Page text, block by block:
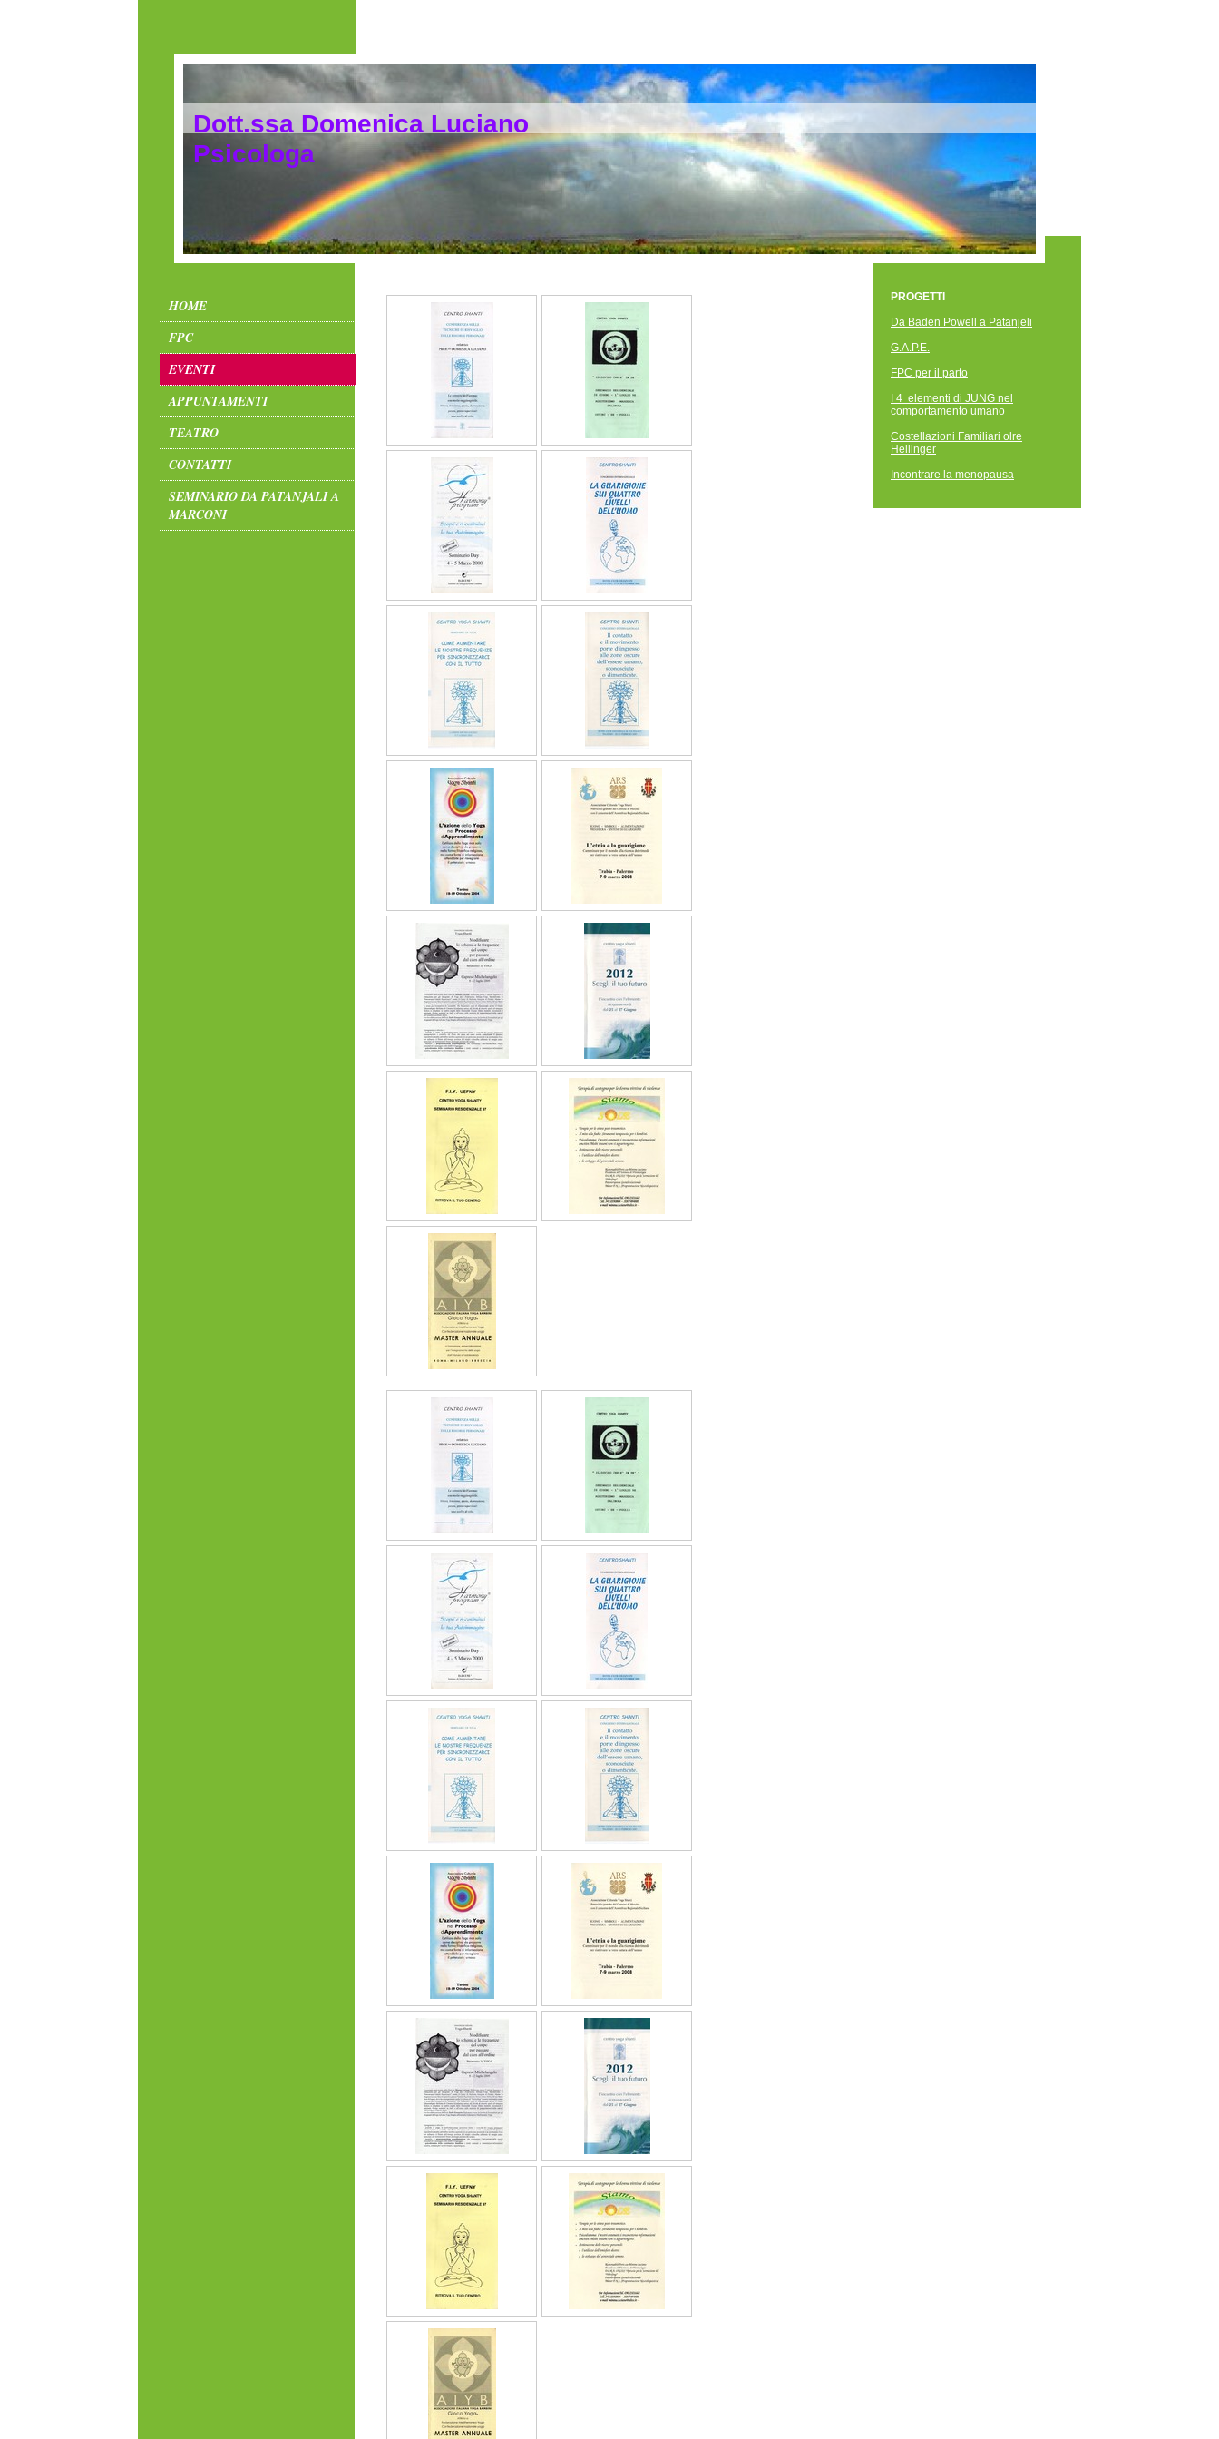
Dott.ssa Domenica Luciano
Psicologa
HOME
FPC
EVENTI
APPUNTAMENTI
TEATRO
CONTATTI
SEMINARIO DA PATANJALI A
MARCONI
PROGETTI
Da Baden Powell a Patanjeli
G.A.P.E.
FPC per il parto
I 4 elementi di JUNG nel
comportamento umano
Costellazioni Familiari olre
Hellinger
Incontrare la menopausa